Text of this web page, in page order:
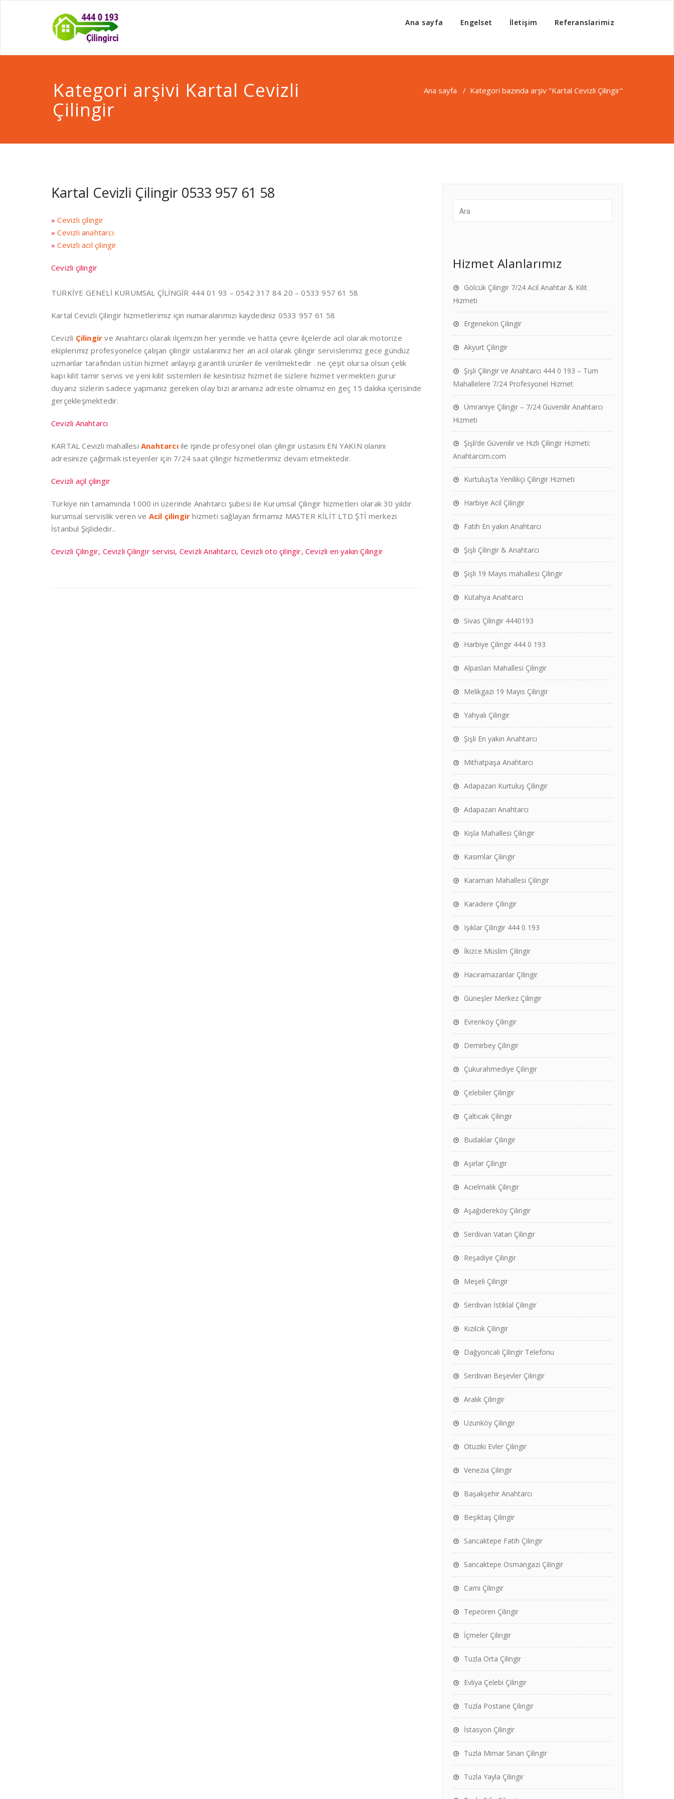
Ana sayfa Engelset İletişim Referanslarimiz
Kategori arşivi Kartal Cevizli
Çilingir
Ana sayfa / Kategori bazında arşiv "Kartal Cevizli Çilingir"
Kartal Cevizli Çilingir 0533 957 61 58
» Cevizli çilingir
» Cevizli anahtarcı
» Cevizli acil çilingir
Cevizli çilingir
TÜRKİYE GENELİ KURUMSAL ÇİLİNGİR 444 01 93 – 0542 317 84 20 – 0533 957 61 58
Kartal Cevizli Çilingir hizmetlerimiz için numaralarımızı kaydediniz 0533 957 61 58
Cevizli Çilingir ve Anahtarcı olarak ilçemizin her yerinde ve hatta çevre ilçelerde acil olarak motorize
ekiplerimiz profesyonelce çalışan çilingir ustalarımız her an acil olarak çilingir servislerimiz gece gündüz
uzmanlar tarafından üstün hizmet anlayışı garantili ürünler ile verilmektedir . ne çeşit olursa olsun çelik
kapı kilit tamir servis ve yeni kilit sistemleri ile kesintisiz hizmet ile sizlere hizmet vermekten gurur
duyarız sizlerin sadece yapmanız gereken olay bizi aramanız adreste olmamız en geç 15 dakika içerisinde
gerçekleşmektedir.
Cevizli Anahtarcı
KARTAL Cevizli mahallesi Anahtarcıile işinde profesyonel olan çilingir ustasını EN YAKIN olanını
adresinize çağırmak isteyenler için 7/24 saat çilingir hizmetlerimiz devam etmektedir.
Cevizli açil çilingir
Türkiye nin tamamında 1000 in üzerinde Anahtarcı şubesi ile Kurumsal Çilingir hizmetleri olarak 30 yıldır
kurumsal servislik veren ve Acil çilingirhizmeti sağlayan firmamız MASTER KİLİT LTD ŞTİ merkezi
İstanbul Şişlidedir..
Cevizli Çilingir, Cevizli Çilingir servisi, Cevizli Anahtarcı, Cevizli oto çilingir, Cevizli en yakın Çilingir
Hizmet Alanlarımız
Gölcük Çilingir 7/24 Acil Anahtar & Kilit
Hizmeti
Ergenekon Çilingir
Akyurt Çilingir
Şişli Çilingir ve Anahtarcı 444 0 193 – Tüm
Mahallelere 7/24 Profesyonel Hizmet
Ümraniye Çilingir – 7/24 Güvenilir Anahtarcı
Hizmeti
Şişli’de Güvenilir ve Hızlı Çilingir Hizmeti:
Anahtarcim.com
Kurtuluş’ta Yenilikçi Çilingir Hizmeti
Harbiye Acil Çilingir
Fatih En yakın Anahtarcı
Şişli Çilingir & Anahtarcı
Şişli 19 Mayıs mahallesi Çilingir
Kütahya Anahtarcı
Sivas Çilingir 4440193
Harbiye Çilingir 444 0 193
Alpaslan Mahallesi Çilingir
Melikgazi 19 Mayıs Çilingir
Yahyalı Çilingir
Şişli En yakın Anahtarcı
Mithatpaşa Anahtarcı
Adapazarı Kurtuluş Çilingir
Adapazarı Anahtarcı
Kışla Mahallesi Çilingir
Kasımlar Çilingir
Karaman Mahallesi Çilingir
Karadere Çilingir
Işıklar Çilingir 444 0 193
İkizce Müslim Çilingir
Hacıramazanlar Çilingir
Güneşler Merkez Çilingir
Evrenköy Çilingir
Demirbey Çilingir
Çukurahmediye Çilingir
Çelebiler Çilingir
Çaltıcak Çilingir
Budaklar Çilingir
Aşırlar Çilingir
Acıelmalık Çilingir
Aşağıdereköy Çilingir
Serdivan Vatan Çilingir
Reşadiye Çilingir
Meşeli Çilingir
Serdivan İstiklal Çilingir
Kızılcık Çilingir
Dağyoncalı Çilingir Telefonu
Serdivan Beşevler Çilingir
Aralık Çilingir
Uzunköy Çilingir
Otuziki Evler Çilingir
Venezia Çilingir
Başakşehir Anahtarcı
Beşiktaş Çilingir
Sancaktepe Fatih Çilingir
Sancaktepe Osmangazi Çilingir
Cami Çilingir
Tepeören Çilingir
İçmeler Çilingir
Tuzla Orta Çilingir
Evliya Çelebi Çilingir
Tuzla Postane Çilingir
İstasyon Çilingir
Tuzla Mimar Sinan Çilingir
Tuzla Yayla Çilingir